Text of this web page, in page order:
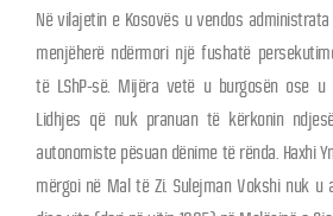
Në vilajetin e Kosovës u vendos
menjëherë ndërmori një fushatë
të LShP-së. Mijëra vetë u burgosën ose u
Lidhjes që nuk pranuan të kërkonin
autonomiste pësuan dënime të rënda. Haxhi
mërgoi në Mal të Zi. Sulejman Vokshi nuk